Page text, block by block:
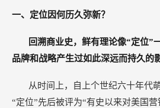
一、定位因何历久弥新？
回溯商业史，鲜有理论像“定位”
品牌和战略产生过如此深远而持久的
从时间上，自上个世纪六十年代
“定位”先后被评为“有史以来对美国营